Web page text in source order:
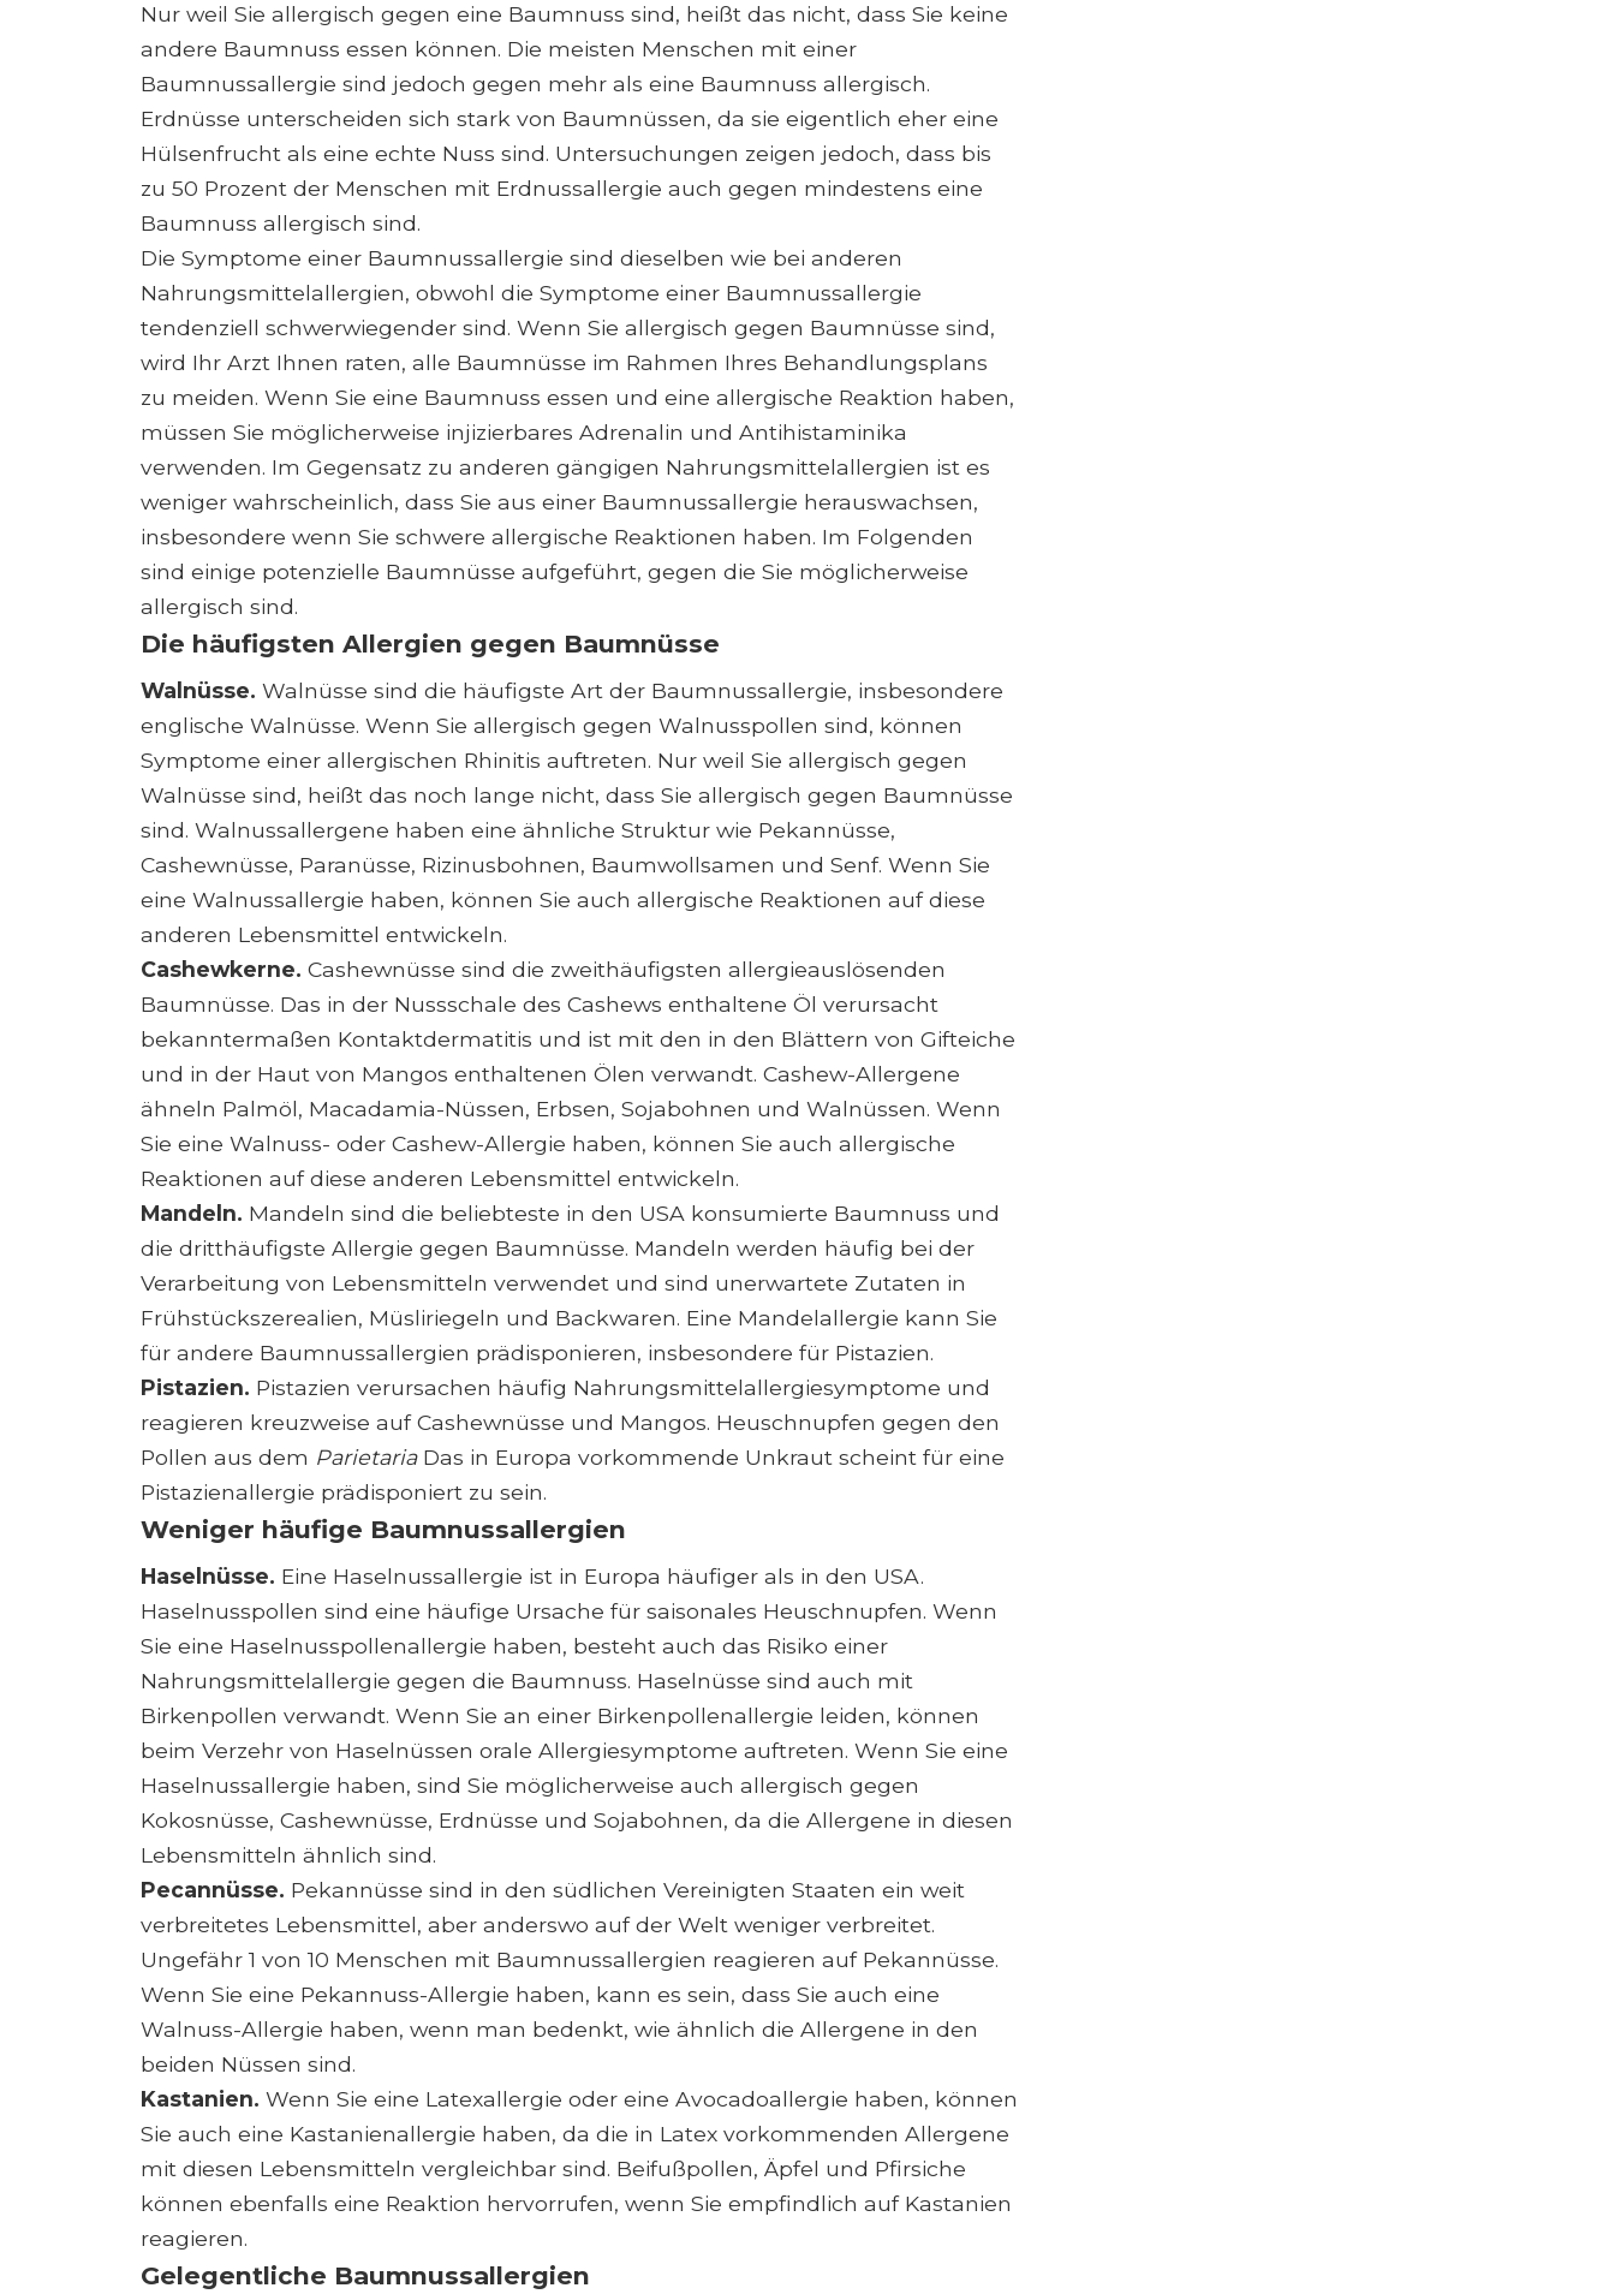
Nur weil Sie allergisch gegen eine Baumnuss sind, heißt das nicht, dass Sie keine
andere Baumnuss essen können. Die meisten Menschen mit einer
Baumnussallergie sind jedoch gegen mehr als eine Baumnuss allergisch.
Erdnüsse unterscheiden sich stark von Baumnüssen, da sie eigentlich eher eine
Hülsenfrucht als eine echte Nuss sind. Untersuchungen zeigen jedoch, dass bis
zu 50 Prozent der Menschen mit Erdnussallergie auch gegen mindestens eine
Baumnuss allergisch sind.
Die Symptome einer Baumnussallergie sind dieselben wie bei anderen
Nahrungsmittelallergien, obwohl die Symptome einer Baumnussallergie
tendenziell schwerwiegender sind. Wenn Sie allergisch gegen Baumnüsse sind,
wird Ihr Arzt Ihnen raten, alle Baumnüsse im Rahmen Ihres Behandlungsplans
zu meiden. Wenn Sie eine Baumnuss essen und eine allergische Reaktion haben,
müssen Sie möglicherweise injizierbares Adrenalin und Antihistaminika
verwenden. Im Gegensatz zu anderen gängigen Nahrungsmittelallergien ist es
weniger wahrscheinlich, dass Sie aus einer Baumnussallergie herauswachsen,
insbesondere wenn Sie schwere allergische Reaktionen haben. Im Folgenden
sind einige potenzielle Baumnüsse aufgeführt, gegen die Sie möglicherweise
allergisch sind.
Die häufigsten Allergien gegen Baumnüsse
Walnüsse. Walnüsse sind die häufigste Art der Baumnussallergie, insbesondere
englische Walnüsse. Wenn Sie allergisch gegen Walnusspollen sind, können
Symptome einer allergischen Rhinitis auftreten. Nur weil Sie allergisch gegen
Walnüsse sind, heißt das noch lange nicht, dass Sie allergisch gegen Baumnüsse
sind. Walnussallergene haben eine ähnliche Struktur wie Pekannüsse,
Cashewnüsse, Paranüsse, Rizinusbohnen, Baumwollsamen und Senf. Wenn Sie
eine Walnussallergie haben, können Sie auch allergische Reaktionen auf diese
anderen Lebensmittel entwickeln.
Cashewkerne. Cashewnüsse sind die zweithäufigsten allergieauslösenden
Baumnüsse. Das in der Nussschale des Cashews enthaltene Öl verursacht
bekanntermaßen Kontaktdermatitis und ist mit den in den Blättern von Gifteiche
und in der Haut von Mangos enthaltenen Ölen verwandt. Cashew-Allergene
ähneln Palmöl, Macadamia-Nüssen, Erbsen, Sojabohnen und Walnüssen. Wenn
Sie eine Walnuss- oder Cashew-Allergie haben, können Sie auch allergische
Reaktionen auf diese anderen Lebensmittel entwickeln.
Mandeln. Mandeln sind die beliebteste in den USA konsumierte Baumnuss und
die dritthäufigste Allergie gegen Baumnüsse. Mandeln werden häufig bei der
Verarbeitung von Lebensmitteln verwendet und sind unerwartete Zutaten in
Frühstückszerealien, Müsliriegeln und Backwaren. Eine Mandelallergie kann Sie
für andere Baumnussallergien prädisponieren, insbesondere für Pistazien.
Pistazien. Pistazien verursachen häufig Nahrungsmittelallergiesymptome und
reagieren kreuzweise auf Cashewnüsse und Mangos. Heuschnupfen gegen den
Pollen aus dem ParietariaDas in Europa vorkommende Unkraut scheint für eine
Pistazienallergie prädisponiert zu sein.
Weniger häufige Baumnussallergien
Haselnüsse. Eine Haselnussallergie ist in Europa häufiger als in den USA.
Haselnusspollen sind eine häufige Ursache für saisonales Heuschnupfen. Wenn
Sie eine Haselnusspollenallergie haben, besteht auch das Risiko einer
Nahrungsmittelallergie gegen die Baumnuss. Haselnüsse sind auch mit
Birkenpollen verwandt. Wenn Sie an einer Birkenpollenallergie leiden, können
beim Verzehr von Haselnüssen orale Allergiesymptome auftreten. Wenn Sie eine
Haselnussallergie haben, sind Sie möglicherweise auch allergisch gegen
Kokosnüsse, Cashewnüsse, Erdnüsse und Sojabohnen, da die Allergene in diesen
Lebensmitteln ähnlich sind.
Pecannüsse. Pekannüsse sind in den südlichen Vereinigten Staaten ein weit
verbreitetes Lebensmittel, aber anderswo auf der Welt weniger verbreitet.
Ungefähr 1 von 10 Menschen mit Baumnussallergien reagieren auf Pekannüsse.
Wenn Sie eine Pekannuss-Allergie haben, kann es sein, dass Sie auch eine
Walnuss-Allergie haben, wenn man bedenkt, wie ähnlich die Allergene in den
beiden Nüssen sind.
Kastanien. Wenn Sie eine Latexallergie oder eine Avocadoallergie haben, können
Sie auch eine Kastanienallergie haben, da die in Latex vorkommenden Allergene
mit diesen Lebensmitteln vergleichbar sind. Beifußpollen, Äpfel und Pfirsiche
können ebenfalls eine Reaktion hervorrufen, wenn Sie empfindlich auf Kastanien
reagieren.
Gelegentliche Baumnussallergien